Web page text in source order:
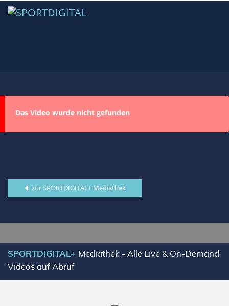
Das Video wurde nicht gefunden
zur SPORTDIGITAL+ Mediathek
SPORTDIGITAL+ Mediathek - Alle Live & On-Demand
Videos auf Abruf